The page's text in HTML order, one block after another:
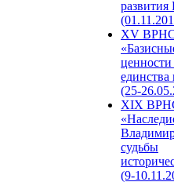
развития
XV
единства
(25-
XIX
судьбы
(9-